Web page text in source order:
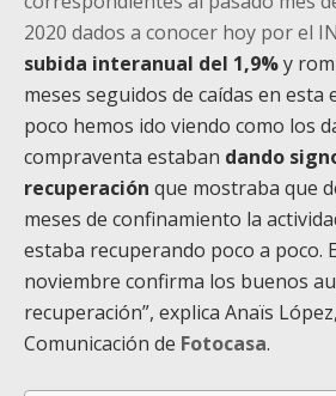
2020 dados a conocer hoy por el
subida interanual del 1,9%y
meses seguidos de caídas en esta
poco hemos ido viendo como los
compraventa estaban dando
recuperación que mostraba que
meses de confinamiento la
estaba recuperando poco a poco.
noviembre confirma los buenos
recuperación”, explica Anaïs
Comunicación de Fotocasa.